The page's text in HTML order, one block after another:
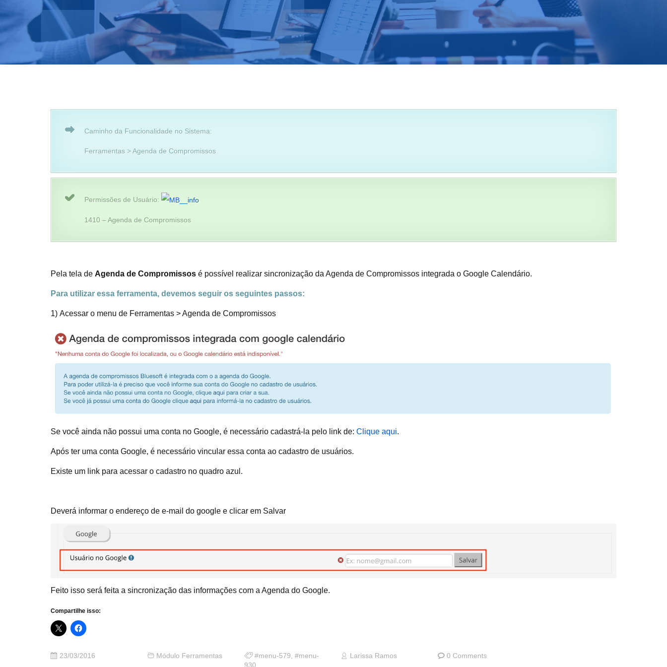
Caminho da Funcionalidade no Sistema:
Ferramentas > Agenda de Compromissos
Permissões de Usuário:
1410 – Agenda de Compromissos
Pela tela de Agenda de Compromissos é possível realizar sincronização da Agenda de Compromissos integrada o Google Calendário.
Para utilizar essa ferramenta, devemos seguir os seguintes passos:
1) Acessar o menu de Ferramentas > Agenda de Compromissos
Se você ainda não possui uma conta no Google, é necessário cadastrá-la pelo link de: Clique aqui.
Após ter uma conta Google, é necessário vincular essa conta ao cadastro de usuários.
Existe um link para acessar o cadastro no quadro azul.
Deverá informar o endereço de e-mail do google e clicar em Salvar
Feito isso será feita a sincronização das informações com a Agenda do Google.
Compartilhe isso:
23/03/2016 Módulo Ferramentas #menu-579 #menu-
930
Larissa Ramos 0 Comments